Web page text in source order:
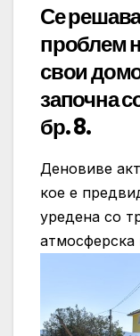
Се
проблем
свои
започна
бр. 8.
Деновиве
кое е
уредена со
атмосферска